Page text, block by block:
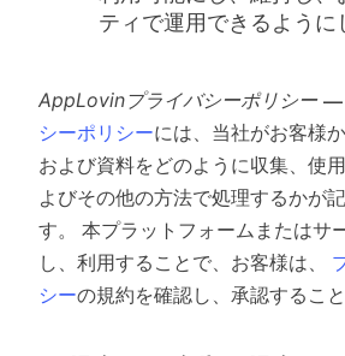
ティで運用できるように
AppLovinプライバシーポリシー—
シーポリシーには、当社がお客様
および資料をどのように収集、使
よびその他の方法で処理するかが
す。 本プラットフォームまたはサ
し、利用することで、お客様は、
シーの規約を確認し、承認すること